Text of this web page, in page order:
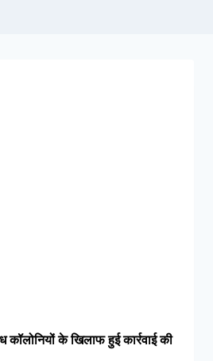
के खिलाफ हुई कार्रवाई की